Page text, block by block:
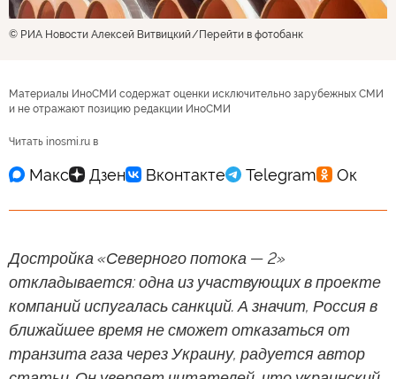
© РИА Новости Алексей Витвицкий Перейти в фотобанк
Материалы ИноСМИ содержат оценки исключительно зарубежных СМИ
и не отражают позицию редакции ИноСМИ
Читать inosmi.ru в
Достройка «Северного потока — 2»
откладывается: одна из участвующих в проекте
компаний испугалась санкций. А значит, Россия в
ближайшее время не сможет отказаться от
транзита газа через Украину, радуется автор